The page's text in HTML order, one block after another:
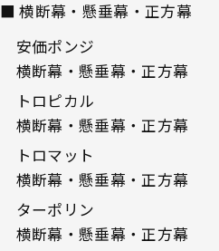
■ 横断幕・懸垂幕・正方幕
安価ポンジ
横断幕・懸垂幕・正方幕
トロピカル
横断幕・懸垂幕・正方幕
トロマット
横断幕・懸垂幕・正方幕
ターポリン
横断幕・懸垂幕・正方幕